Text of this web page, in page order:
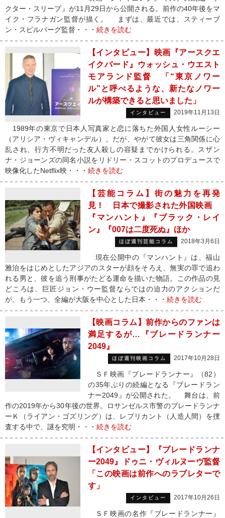
クター・スリープ』が11月29日から公開される。前作の40年後をマ
イク・フラナガン監督が描く。 まずは、最近では、スティーブ
ン・スピルバーグ監督・・・ 続きを読む
【インタビュー】映画『アースクエ
イクバード』ウォッシュ・ウエスト
モアランド監督 「“東京ノワー
ル”と呼べるような、新たなノワー
ルが構築できると思いました」
インタビュー 2019年11月13日
1989年の東京で日本人写真家と恋に落ちた外国人女性ルーシー
（アリシア・ヴィキャンデル）。だが、やがて彼女は三角関係に心
乱され、行方不明だった友人殺しの容疑までかけられる。スザン
ナ・ジョーンズの同名小説をリドリー・スコットのプロデュースで
映像化したNetflix映・・・ 続きを読む
【芸能コラム】街の魅力を再発
見！ 日本で撮影された外国映画
『マンハント』『ブラック・レイ
ン』『007は二度死ぬ』ほか
ほぼ週刊芸能コラム 2018年3月6日
現在公開中の『マンハント』は、福山
雅治をはじめとしたアジアのスターが顔をそろえ、無実の罪で追わ
れる男と、彼を追う刑事がたどる運命を描いた物語。この作品の見
どころは、巨匠ジョン・ウー監督ならではの迫力のアクションだ
が、もう一つ、全編が大阪を中心とした日本・・・ 続きを読む
【映画コラム】前作からのファンは
満足するが…『ブレードランナー
2049』
ほぼ週刊映画コラム 2017年10月28日
ＳＦ映画『ブレードランナー』（82）
の35年ぶりの続編となる『ブレードラン
ナー2049』が公開された。 舞台は、前
作の2019年から30年後の世界。ロサンゼルス市警のブレードランナ
ーＫ（ライアン・ゴズリング）は、レプリカント（人造人間）を捜
査する中で、謎を究明・・・ 続きを読む
【インタビュー】『ブレードランナ
ー2049』ドゥニ・ヴィルヌーヴ監督
「この映画は前作へのラブレターで
す」
インタビュー 2017年10月26日
ＳＦ映画の名作『ブレードランナー』